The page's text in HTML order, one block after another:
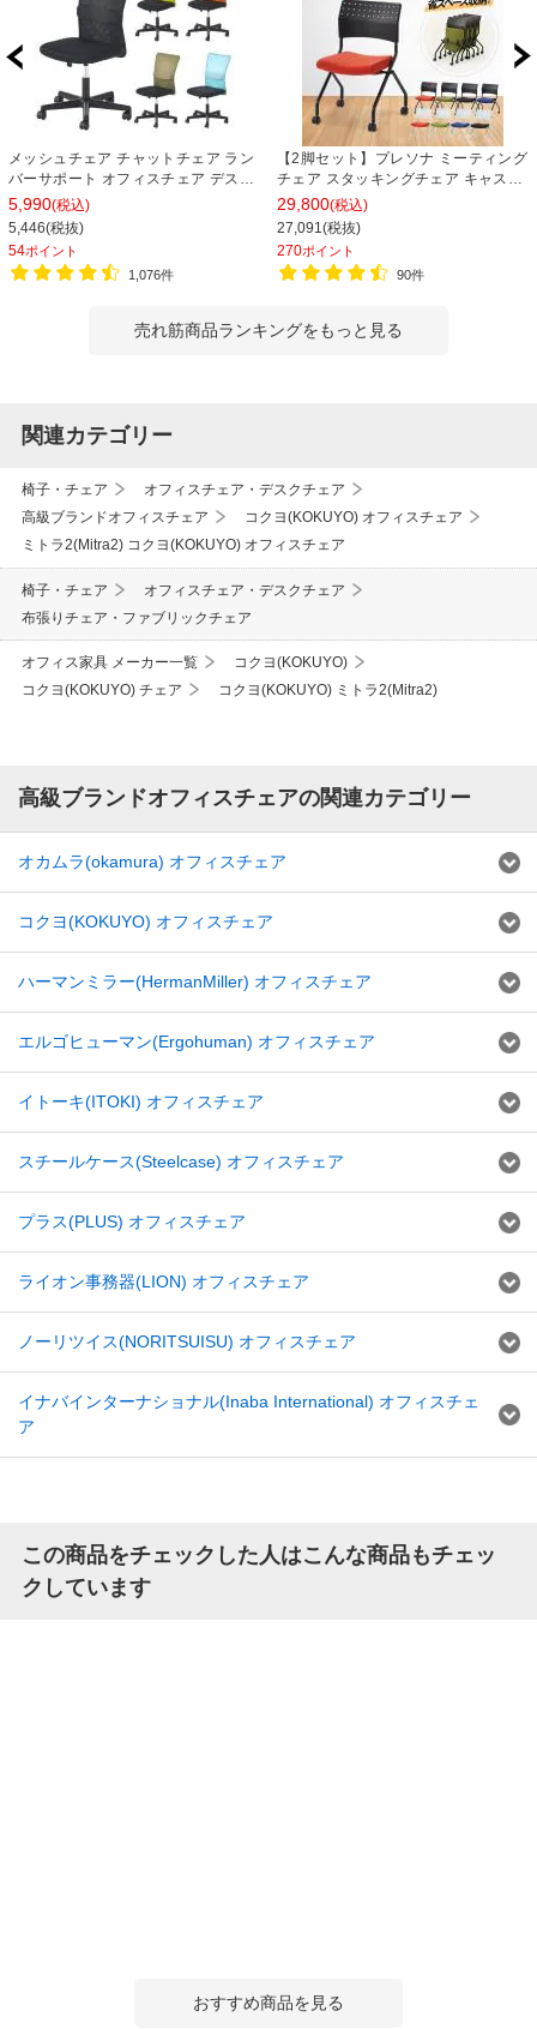
メッシュチェア チャットチェア ラン
バーサポート オフィスチェア デスク
チェア 会議椅子 幅580×奥行580×高
さ835-930mm
5,990(税込)
5,446(税抜)
54ポイント
1,076件
【2脚セット】プレソナ ミーティング
チェア スタッキングチェア キャスタ
ー付き 座面クッション 幅570×奥行
565×高さ805mm 会議室 収納 法人
大人数 重ねる 会議用椅子 会議用チェ
ア
29,800(税込)
27,091(税抜)
270ポイント
90件
売れ筋商品ランキングをもっと見る
関連カテゴリー
椅子・チェア
オフィスチェア・デスクチェア
高級ブランドオフィスチェア
コクヨ(KOKUYO) オフィスチェア
ミトラ2(Mitra2) コクヨ(KOKUYO) オフィスチェア
椅子・チェア
オフィスチェア・デスクチェア
布張りチェア・ファブリックチェア
オフィス家具 メーカー一覧
コクヨ(KOKUYO)
コクヨ(KOKUYO) チェア
コクヨ(KOKUYO) ミトラ2(Mitra2)
高級ブランドオフィスチェアの関連カテゴリー
オカムラ(okamura) オフィスチェア
コクヨ(KOKUYO) オフィスチェア
ハーマンミラー(HermanMiller) オフィスチェア
エルゴヒューマン(Ergohuman) オフィスチェア
イトーキ(ITOKI) オフィスチェア
スチールケース(Steelcase) オフィスチェア
プラス(PLUS) オフィスチェア
ライオン事務器(LION) オフィスチェア
ノーリツイス(NORITSUISU) オフィスチェア
イナバインターナショナル(Inaba International) オフィスチェ
ア
この商品をチェックした人はこんな商品もチェッ
クしています
おすすめ商品を見る